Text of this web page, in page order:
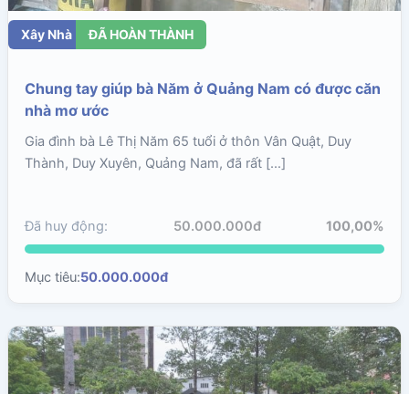
Xây Nhà ĐÃ HOÀN THÀNH
Chung tay giúp bà Năm ở Quảng Nam có được căn
nhà mơ ước
Gia đình bà Lê Thị Năm 65 tuổi ở thôn Vân Quật, Duy
Thành, Duy Xuyên, Quảng Nam, đã rất […]
Đã huy động: 50.000.000đ 100,00%
Mục tiêu:50.000.000đ